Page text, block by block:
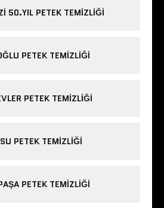
50.YIL PETEK TEMIZLIĞI
PETEK TEMIZLIĞI
PETEK TEMIZLIĞI
PETEK TEMIZLIĞI
PETEK TEMIZLIĞI